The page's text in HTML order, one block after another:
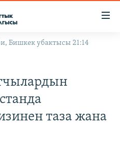
Бишкек убактысы 21:14
таза жана